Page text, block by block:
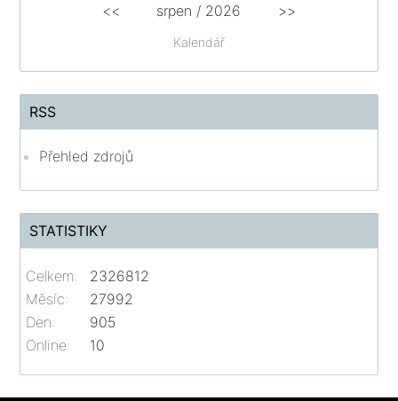
Kalendář
<< srpen / 2026 >>
RSS
Přehled zdrojů
STATISTIKY
Online: 10
Celkem:
2326812
Měsíc:
27992
Den:
905